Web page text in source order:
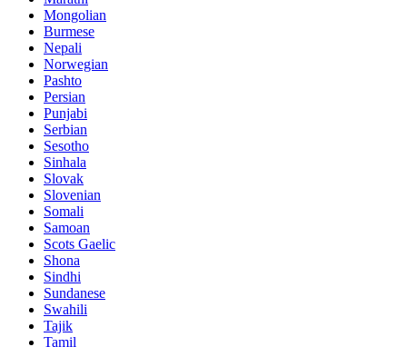
Mongolian
Burmese
Nepali
Norwegian
Pashto
Persian
Punjabi
Serbian
Sesotho
Sinhala
Slovak
Slovenian
Somali
Samoan
Scots Gaelic
Shona
Sindhi
Sundanese
Swahili
Tajik
Tamil